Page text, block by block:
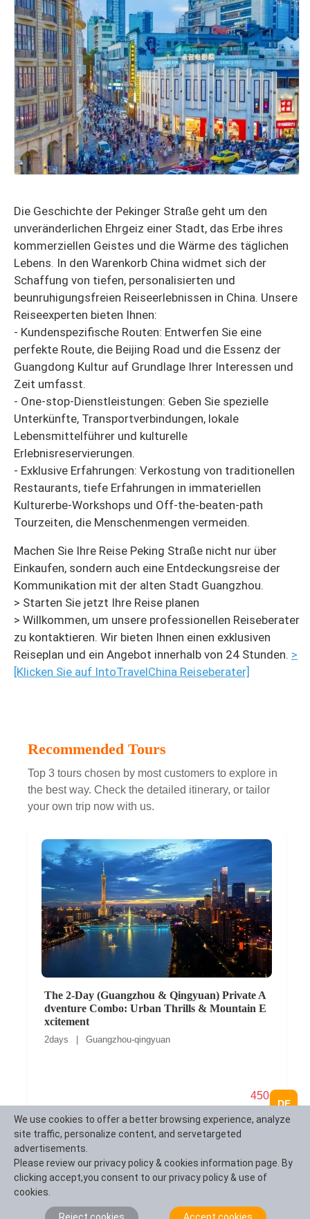
Die Geschichte der Pekinger Straße geht um den
unveränderlichen Ehrgeiz einer Stadt, das Erbe ihres
kommerziellen Geistes und die Wärme des täglichen
Lebens. In den Warenkorb China widmet sich der
Schaffung von tiefen, personalisierten und
beunruhigungsfreien Reiseerlebnissen in China. Unsere
Reiseexperten bieten Ihnen:
- Kundenspezifische Routen: Entwerfen Sie eine
perfekte Route, die Beijing Road und die Essenz der
Guangdong Kultur auf Grundlage Ihrer Interessen und
Zeit umfasst.
- One-stop-Dienstleistungen: Geben Sie spezielle
Unterkünfte, Transportverbindungen, lokale
Lebensmittelführer und kulturelle
Erlebnisreservierungen.
- Exklusive Erfahrungen: Verkostung von traditionellen
Restaurants, tiefe Erfahrungen in immateriellen
Kulturerbe-Workshops und Off-the-beaten-path
Tourzeiten, die Menschenmengen vermeiden.
Machen Sie Ihre Reise Peking Straße nicht nur über
Einkaufen, sondern auch eine Entdeckungsreise der
Kommunikation mit der alten Stadt Guangzhou.
> Starten Sie jetzt Ihre Reise planen
> Willkommen, um unsere professionellen Reiseberater
zu kontaktieren. Wir bieten Ihnen einen exklusiven
Reiseplan und ein Angebot innerhalb von 24 Stunden. >
[Klicken Sie auf IntoTravelChina Reiseberater]
Recommended Tours
Top 3 tours chosen by most customers to explore in
the best way. Check the detailed itinerary, or tailor
your own trip now with us.
The 2-Day (Guangzhou & Qingyuan) Private A
dventure Combo: Urban Thrills & Mountain E
xcitement
2days | Guangzhou-qingyuan
450
DE
We use cookies to offer a better browsing experience, analyze
site traffic, personalize content, and servetargeted
advertisements.
Please review our privacy policy & cookies information page. By
clicking accept,you consent to our privacy policy & use of
cookies.